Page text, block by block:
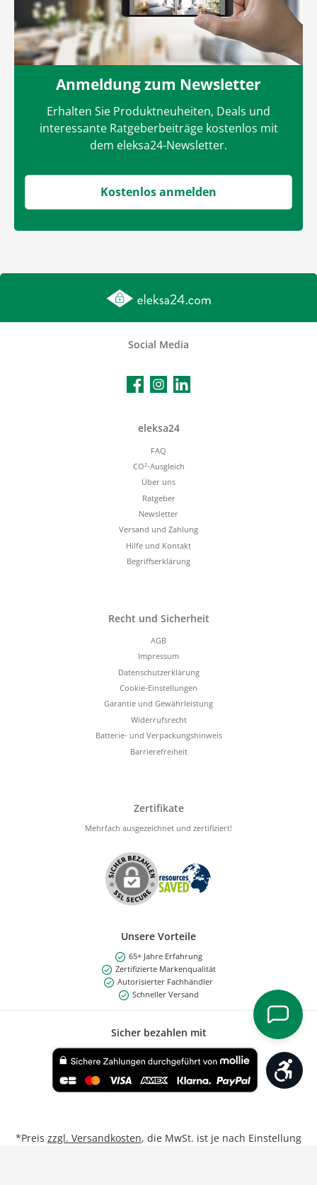
Anmeldung zum Newsletter
Erhalten Sie Produktneuheiten, Deals und
interessante Ratgeberbeiträge kostenlos mit
dem eleksa24-Newsletter.
Kostenlos anmelden
Social Media
FacebookInstagramLinkedIn
eleksa24
FAQ
CO²-Ausgleich
Über uns
Ratgeber
Newsletter
Versand und Zahlung
Hilfe und Kontakt
Begriffserklärung
Recht und Sicherheit
AGB
Impressum
Datenschutzerklärung
Cookie-Einstellungen
Garantie und Gewährleistung
Widerrufsrecht
Batterie- und Verpackungshinweis
Barrierefreiheit
Zertifikate
Mehrfach ausgezeichnet und zertifiziert!
Unsere Vorteile
65+ Jahre Erfahrung
Zertifizierte Markenqualität
Autorisierter Fachhändler
Schneller Versand
Sicher bezahlen mit
*Preis zzgl. Versandkosten, die MwSt. ist je nach Einstellung